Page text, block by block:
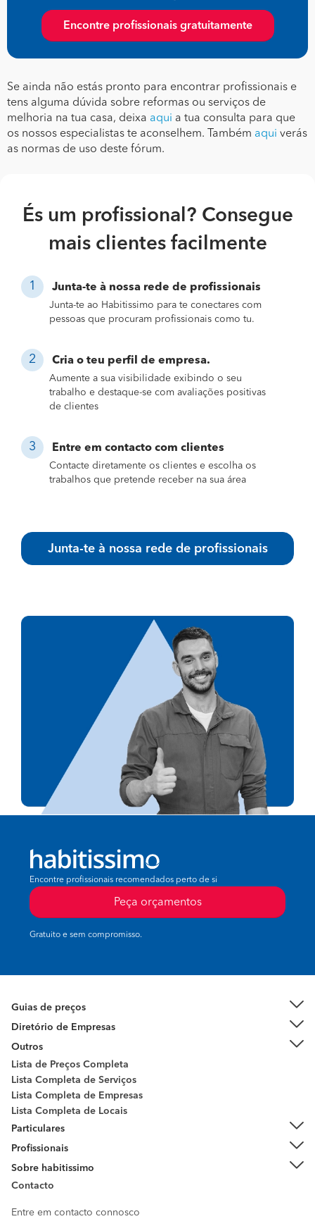
Encontre profissionais gratuitamente
Se ainda não estás pronto para encontrar profissionais e
tens alguma dúvida sobre reformas ou serviços de
melhoria na tua casa, deixa aqui a tua consulta para que
os nossos especialistas te aconselhem. Também aqui verás
as normas de uso deste fórum.
És um profissional? Consegue
mais clientes facilmente
Junta-te à nossa rede de profissionais
Junta-te ao Habitissimo para te conectares com
pessoas que procuram profissionais como tu.
Cria o teu perfil de empresa.
Aumente a sua visibilidade exibindo o seu
trabalho e destaque-se com avaliações positivas
de clientes
Entre em contacto com clientes
Contacte diretamente os clientes e escolha os
trabalhos que pretende receber na sua área
Junta-te à nossa rede de profissionais
Encontre profissionais recomendados perto de si
Peça orçamentos
Gratuito e sem compromisso.
Guias de preços
Diretório de Empresas
Outros
Lista de Preços Completa
Lista Completa de Serviços
Lista Completa de Empresas
Lista Completa de Locais
Particulares
Profissionais
Sobre habitissimo
Contacto
Entre em contacto connosco